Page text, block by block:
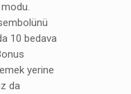
10 bedava
yerine
da